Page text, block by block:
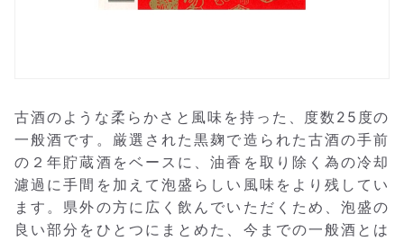
古酒のような柔らかさと風味を持った、度数25度の
一般酒です。厳選された黒麹で造られた古酒の手前
の２年貯蔵酒をベースに、油香を取り除く為の冷却
濾過に手間を加えて泡盛らしい風味をより残してい
ます。県外の方に広く飲んでいただくため、泡盛の
良い部分をひとつにまとめた、今までの一般酒とは